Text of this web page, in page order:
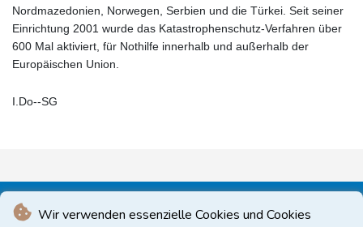
Wir verwenden essenzielle Cookies und Cookies
Nordmazedonien, Norwegen, Serbien und die Türkei. Seit seiner
Einrichtung 2001 wurde das Katastrophenschutz-Verfahren über
600 Mal aktiviert, für Nothilfe innerhalb und außerhalb der
Europäischen Union.
I.Do--SG